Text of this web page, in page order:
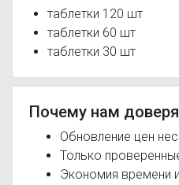
таблетки 120 шт
таблетки 60 шт
таблетки 30 шт
Почему нам
Обновление цен
Только
Экономия времени